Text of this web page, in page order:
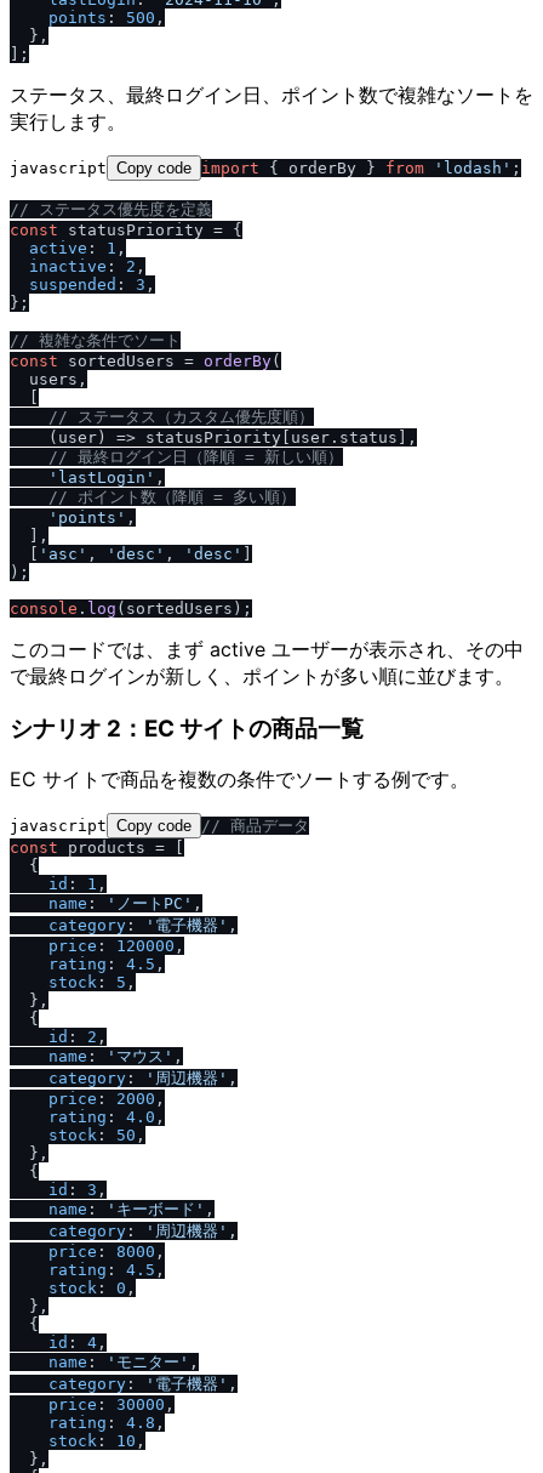
points : 500 ,
  },
ステータス、最終ログイン日、ポイント数で複雑なソートを
実行します。
javascript Copy code import { orderBy } from 'lodash' ;
/ / ステータス優先度を定義
const statusPriority = {
active : 1 ,
inactive : 2 ,
suspended : 3 ,
};
/ / 複雑な条件でソート
const sortedUsers = orderBy(
  users,
/ / ステータス（カスタム優先度順）
( user ) => statusPriority[user. status ],
/ / 最終ログイン日（降順 = 新しい順）
'lastLogin' ,
/ / ポイント数（降順 = 多い順）
'points' ,
  ],
'asc' , 'desc' , 'desc'
);
console . log
このコードでは、まず active ユーザーが表示され、その中
で最終ログインが新しく、ポイントが多い順に並びます。
シナリオ 2：EC サイトの商品一覧
EC サイトで商品を複数の条件でソートする例です。
javascript Copy code // 商品データ
const products = [
  {
id : 1 ,
name : 'ノートPC' ,
category : '電子機器' ,
price : 120000 ,
rating : 4.5 ,
stock : 5 ,
  },
  {
id : 2 ,
name : 'マウス' ,
category : '周辺機器' ,
price : 2000 ,
rating : 4.0 ,
stock : 50 ,
  },
  {
id : 3 ,
name : 'キーボード' ,
category : '周辺機器' ,
price : 8000 ,
rating : 4.5 ,
stock : 0 ,
  },
  {
id : 4 ,
name : 'モニター' ,
category : '電子機器' ,
price : 30000 ,
rating : 4.8 ,
stock : 10 ,
  },